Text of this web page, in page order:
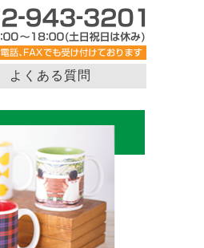
よくある質問